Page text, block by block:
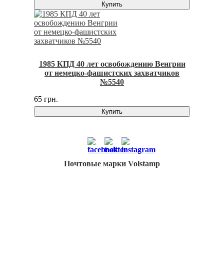
Купить
1985 КПД 40 лет освобождению Венгрии
от немецко-фашистских захватчиков
№5540
65 грн.
Купить
Почтовые марки Volstamp